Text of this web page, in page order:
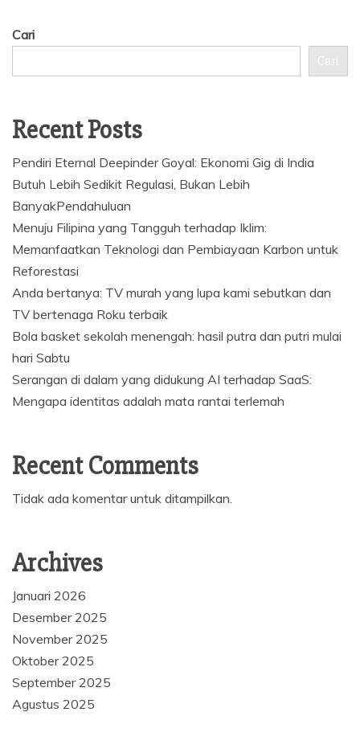
Cari
Cari
Recent Posts
Pendiri Eternal Deepinder Goyal: Ekonomi Gig di India
Butuh Lebih Sedikit Regulasi, Bukan Lebih
BanyakPendahuluan
Menuju Filipina yang Tangguh terhadap Iklim:
Memanfaatkan Teknologi dan Pembiayaan Karbon untuk
Reforestasi
Anda bertanya: TV murah yang lupa kami sebutkan dan
TV bertenaga Roku terbaik
Bola basket sekolah menengah: hasil putra dan putri mulai
hari Sabtu
Serangan di dalam yang didukung AI terhadap SaaS:
Mengapa identitas adalah mata rantai terlemah
Recent Comments
Tidak ada komentar untuk ditampilkan.
Archives
Januari 2026
Desember 2025
November 2025
Oktober 2025
September 2025
Agustus 2025